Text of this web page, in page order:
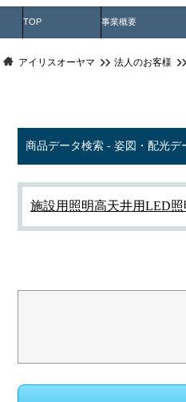
TOP 事業概要
アイリスオーヤマ 法人のお客様
商品データ検索 - 姿図・配光デ
施設用照明高天井用LED照